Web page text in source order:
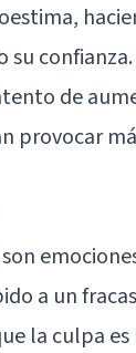
de
provocar
a un
la culpa es